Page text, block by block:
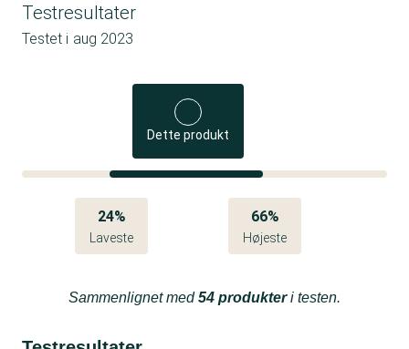
Testresultater
Testet i aug 2023
Dette produkt
24%
Laveste
66%
Højeste
Sammenlignet med54 produkteri testen.